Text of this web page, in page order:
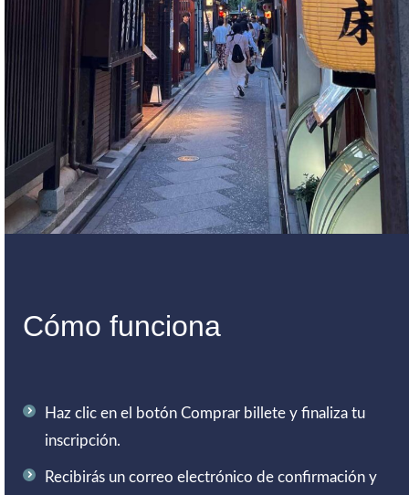
Cómo funciona
Haz clic en el botón Comprar billete y finaliza tu
inscripción.
Recibirás un correo electrónico de confirmación y